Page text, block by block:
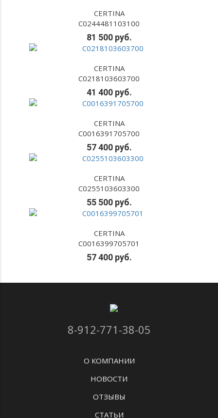
CERTINA
C0244481103100
81 500 руб.
CERTINA
C0218103603700
41 400 руб.
CERTINA
C0016391705700
57 400 руб.
CERTINA
C0255103603300
55 500 руб.
CERTINA
C0016399705701
57 400 руб.
8-912-771-38-05
О КОМПАНИИ
НОВОСТИ
ОТЗЫВЫ
СТАТЬИ